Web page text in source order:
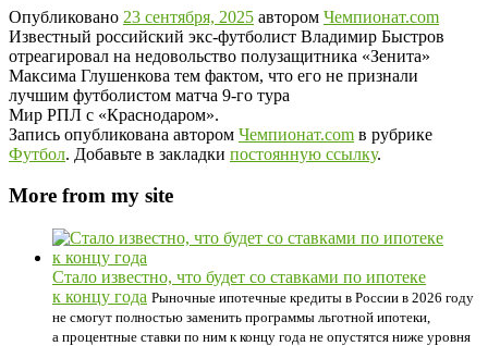
Опубликовано 23 сентября, 2025 автором Чемпионат.com
Известный российский экс-футболист Владимир Быстров
отреагировал на недовольство полузащитника «Зенита»
Максима Глушенкова тем фактом, что его не признали
лучшим футболистом матча 9-го тура
Мир РПЛ с «Краснодаром».
Запись опубликована автором Чемпионат.com в рубрике
Футбол. Добавьте в закладки постоянную ссылку.
More from my site
Стало известно, что будет со ставками по ипотеке
к концу года Рыночные ипотечные кредиты в России в 2026 году
не смогут полностью заменить программы льготной ипотеки,
а процентные ставки по ним к концу года не опустятся ниже уровня